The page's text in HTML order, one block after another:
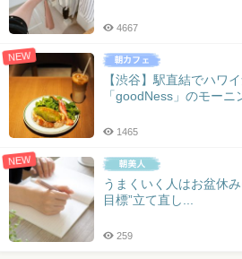
4667
NEW
【渋谷】駅直結でハワ
「goodNess」のモーニ
1465
NEW
うまくいく人はお盆休
目標”立て直し...
259